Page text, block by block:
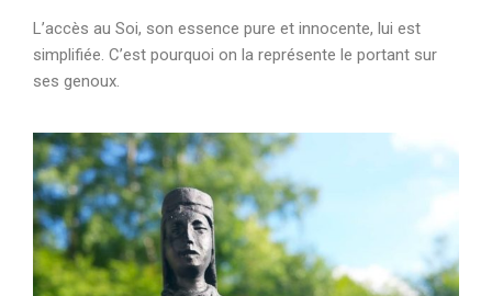
L’accès au Soi, son essence pure et innocente, lui est
simplifiée. C’est pourquoi on la représente le portant sur
ses genoux.